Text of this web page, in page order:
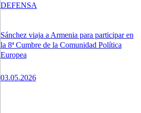
Sánchez viaja a Armenia para participar en
la 8ª Cumbre de la Comunidad Política
Europea
03.05.2026
DEFENSA